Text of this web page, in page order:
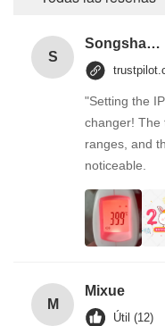
S
Songshang
"Setting the
changer! The
ranges, and
noticeable.
M
Mixue
Útil (12)